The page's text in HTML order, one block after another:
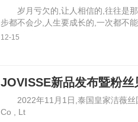
岁月亏欠的,让人相信的,往往是
步都不会少,人生要成长的,一次都不
12-15
JOVISSE新品发布暨粉丝
2022年11月1日,泰国皇家洁薇
Co , Lt